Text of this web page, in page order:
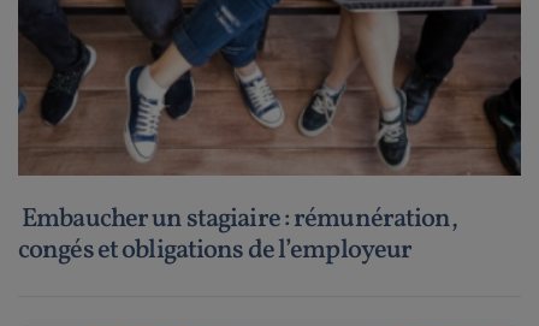
Embaucher un stagiaire : rémunération,
congés et obligations de l’employeur